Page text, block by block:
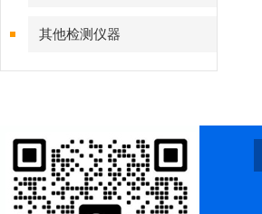
其他检测仪器